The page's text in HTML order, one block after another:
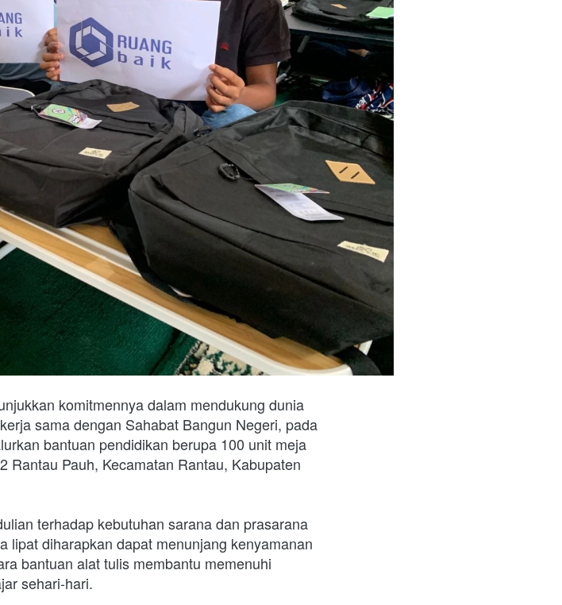
komitmennya dalam mendukung dunia
sama dengan Sahabat Bangun Negeri, pada
bantuan pendidikan berupa 100 unit meja
Rantau Pauh, Kecamatan Rantau, Kabupaten
terhadap kebutuhan sarana dan prasarana
lipat diharapkan dapat menunjang kenyamanan
bantuan alat tulis membantu memenuhi
sehari-hari.